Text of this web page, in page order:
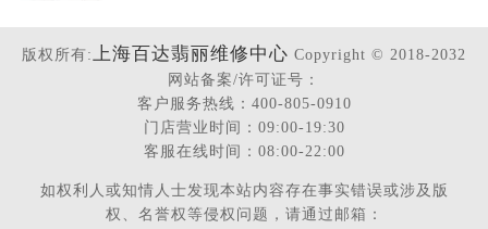
版权所有:上海百达翡丽维修中心 Copyright © 2018-2032
网站备案/许可证号：
客户服务热线：400-805-0910
门店营业时间：09:00-19:30
客服在线时间：08:00-22:00
如权利人或知情人士发现本站内容存在事实错误或涉及版
权、名誉权等侵权问题，请通过邮箱：